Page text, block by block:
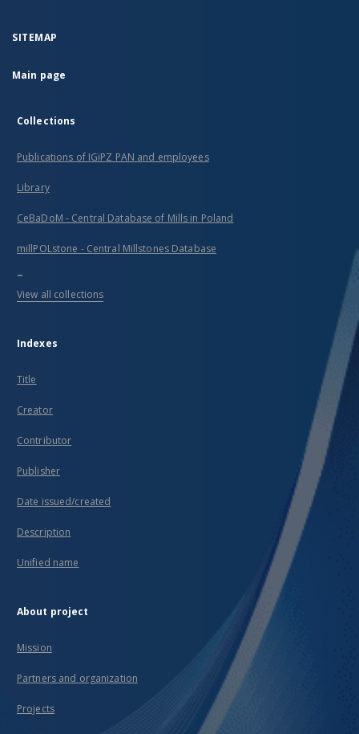
SITEMAP
Main page
Collections
Publications of IGiPZ PAN and employees
Library
CeBaDoM - Central Database of Mills in Poland
millPOLstone - Central Millstones Database
...
View all collections
Indexes
Title
Creator
Contributor
Publisher
Date issued/created
Description
Unified name
About project
Mission
Partners and organization
Projects